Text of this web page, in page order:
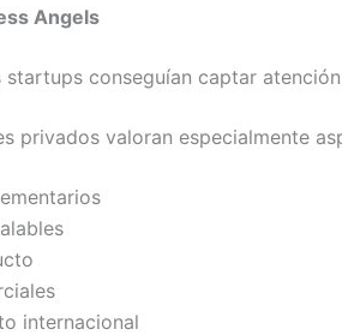
Angels
startups conseguían captar
privados valoran especialmente
internacional